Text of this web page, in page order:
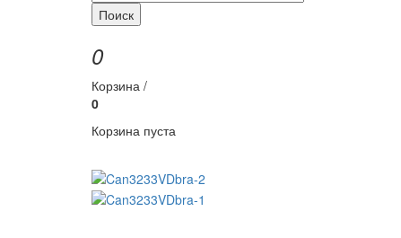
Поиск
0
Корзина /
0
Корзина пуста